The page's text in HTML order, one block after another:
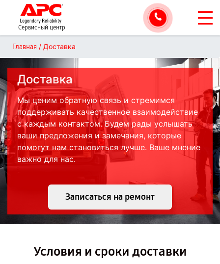
Сервисный центр
Главная / Доставка
Доставка
Мы ценим обратную связь и стремимся
поддерживать качественное взаимодействие
с каждым контактом. Будем рады услышать
ваши предложения и замечания, которые
помогут нам становиться лучше. Ваше мнение
важно для нас.
Записаться на ремонт
Условия и сроки доставки